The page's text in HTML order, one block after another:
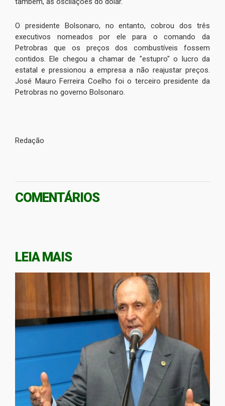
O presidente Bolsonaro, no entanto, cobrou dos três
executivos nomeados por ele para o comando da
Petrobras que os preços dos combustíveis fossem
contidos. Ele chegou a chamar de "estupro" o lucro da
estatal e pressionou a empresa a não reajustar preços.
José Mauro Ferreira Coelho foi o terceiro presidente da
Petrobras no governo Bolsonaro.
Redação
COMENTÁRIOS
LEIA MAIS